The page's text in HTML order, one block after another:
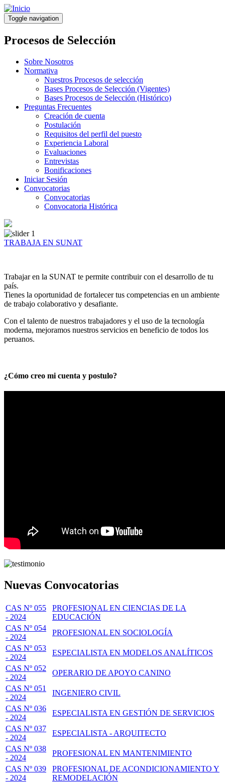
Pasar
al
contenido
principal
Toggle navigation
Procesos de Selección
Sobre Nosotros
Normativa
Nuestros Procesos de selección
Bases Procesos de Selección (Vigentes)
Bases Procesos de Selección (Histórico)
Preguntas Frecuentes
Creación de cuenta
Postulación
Requisitos del perfil del puesto
Experiencia Laboral
Evaluaciones
Entrevistas
Bonificaciones
Iniciar Sesión
Convocatorias
Convocatorias
Convocatoria Histórica
TRABAJA EN SUNAT
Trabajar en la SUNAT te permite contribuir con el desarrollo de tu
país.
Tienes la oportunidad de fortalecer tus competencias en un ambiente
de trabajo colaborativo y desafiante.
Con el talento de nuestros trabajadores y el uso de la tecnología
moderna, mejoramos nuestros servicios en beneficio de todos los
peruanos.
¿Cómo creo mi cuenta y postulo?
Nuevas Convocatorias
CAS Nº 055
- 2024
PROFESIONAL EN CIENCIAS DE LA
EDUCACIÓN
CAS Nº 054
- 2024
PROFESIONAL EN SOCIOLOGÍA
CAS Nº 053
- 2024
ESPECIALISTA EN MODELOS ANALÍTICOS
CAS Nº 052
- 2024
OPERARIO DE APOYO CANINO
CAS Nº 051
- 2024
INGENIERO CIVIL
CAS Nº 036
- 2024
ESPECIALISTA EN GESTIÓN DE SERVICIOS
CAS Nº 037
- 2024
ESPECIALISTA - ARQUITECTO
CAS Nº 038
- 2024
PROFESIONAL EN MANTENIMIENTO
CAS Nº 039
- 2024
PROFESIONAL DE ACONDICIONAMIENTO Y
REMODELACIÓN